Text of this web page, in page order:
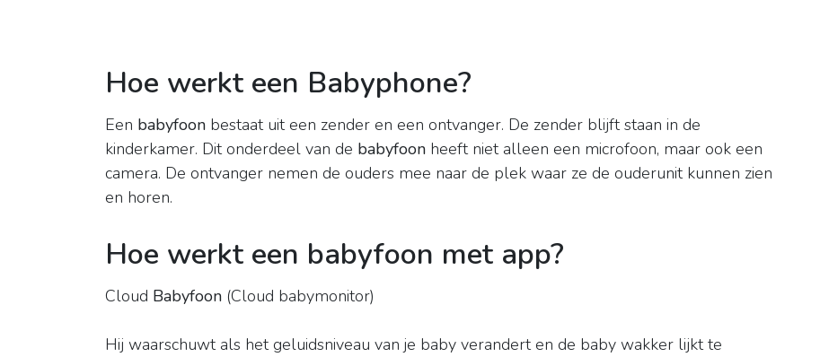
Hoe werkt een Babyphone?
Een babyfoon bestaat uit een zender en een ontvanger. De zender blijft staan in de
kinderkamer. Dit onderdeel van de babyfoon heeft niet alleen een microfoon, maar ook een
camera. De ontvanger nemen de ouders mee naar de plek waar ze de ouderunit kunnen zien
en horen.
Hoe werkt een babyfoon met app?
Cloud Babyfoon (Cloud babymonitor)
Hij waarschuwt als het geluidsniveau van je baby verandert en de baby wakker lijkt te